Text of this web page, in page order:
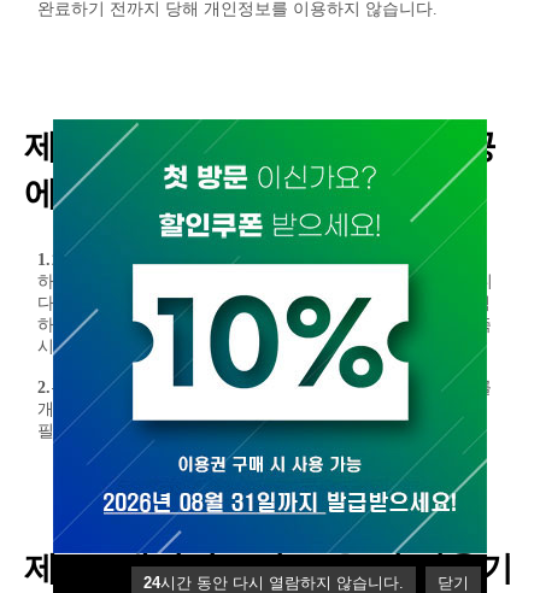
24시간 동안 다시 열람하지 않습니다. 닫기
완료하기 전까지 당해 개인정보를 이용하지 않습니다.
제8조 개인정보 수집, 이용, 제공
에 대한 동의 철회
1.회원가입 등을 통해 개인정보의 수집, 이용, 제공에 대해 귀
하께서 동의하신 내용을 귀하는 언제든지 철회하실 수 있습니
다. 동의철회는 "마이페이지"의 "회원탈퇴(동의철회)"를 클릭
하거나 개인정보관리책임자에게 E-mail등으로 연락하시면 즉
시 개인정보의 삭제 등 필요한 조치를 하겠습니다.
2.본 사이트는 개인정보의 수집에 대한 회원탈퇴(동의철회)를
개인정보 수집시와 동등한 방법 및 절차로 행사할 수 있도록
필요한 조치를 하겠습니다.
제9조 개인정보의 보유 및 이용기